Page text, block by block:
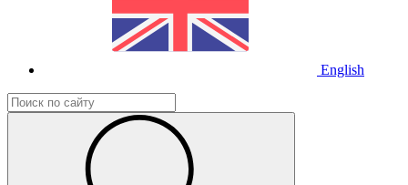
English